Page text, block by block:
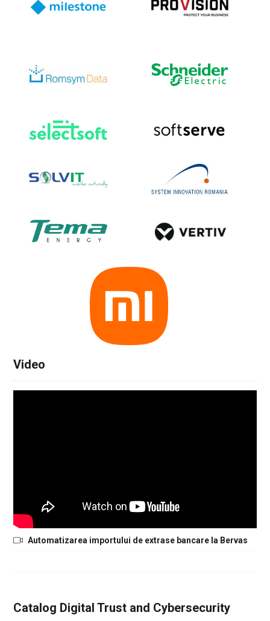
Video
Automatizarea importului de extrase bancare la Bervas
Catalog Digital Trust and Cybersecurity